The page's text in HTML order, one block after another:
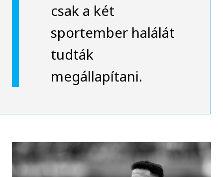
csak a két
sportember halálát
tudták
megállapítani.